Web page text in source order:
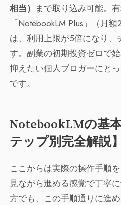
相当） まで取り込み可能。
「NotebookLM Plus」（月
は、利用上限が5倍になり、
す。副業の初期投資ゼロで
抑えたい個人ブロガーにと
です。
NotebookLMの基
テップ別完全解説】
ここからは実際の操作手順
見ながら進める感覚で丁寧
方でも、この手順通りに進